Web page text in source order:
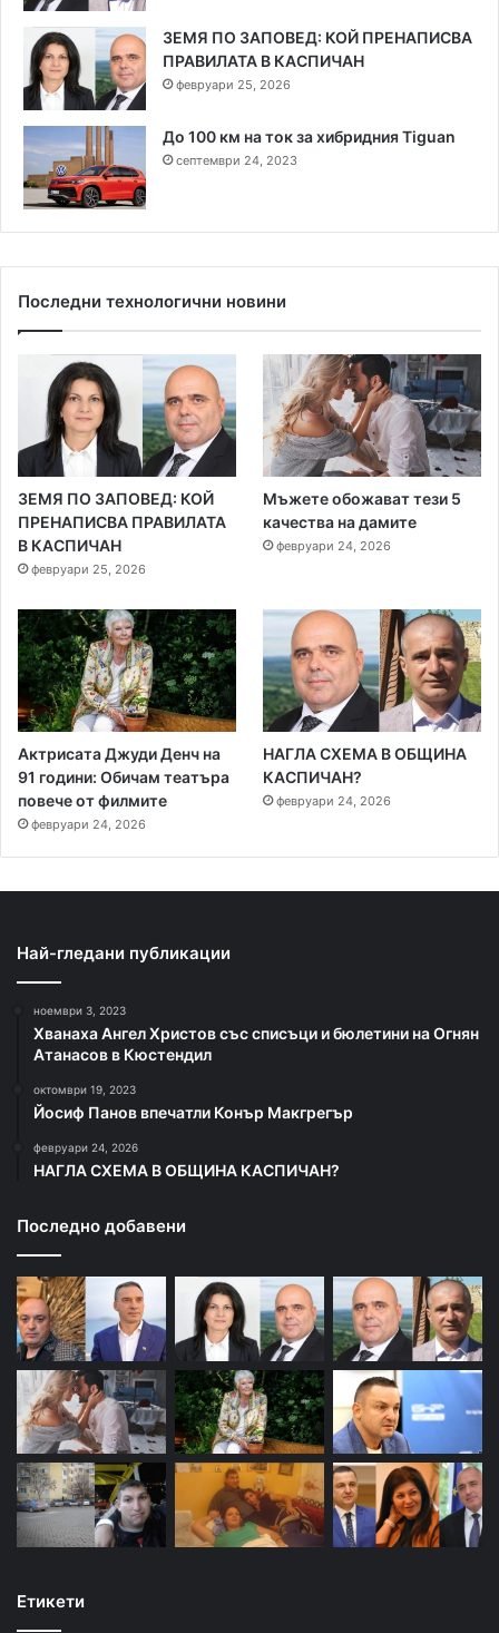
ЗЕМЯ ПО ЗАПОВЕД: КОЙ ПРЕНАПИСВА
ПРАВИЛАТА В КАСПИЧАН
февруари 25, 2026
До 100 км на ток за хибридния Tiguan
септември 24, 2023
Последни технологични новини
ЗЕМЯ ПО ЗАПОВЕД: КОЙ
ПРЕНАПИСВА ПРАВИЛАТА
В КАСПИЧАН
февруари 25, 2026
Мъжете обожават тези 5
качества на дамите
февруари 24, 2026
Актрисата Джуди Денч на
91 години: Обичам театъра
повече от филмите
февруари 24, 2026
НАГЛА СХЕМА В ОБЩИНА
КАСПИЧАН?
февруари 24, 2026
Най-гледани публикации
ноември 3, 2023
Хванаха Ангел Христов със списъци и бюлетини на Огнян
Атанасов в Кюстендил
октомври 19, 2023
Йосиф Панов впечатли Конър Макгрегър
февруари 24, 2026
НАГЛА СХЕМА В ОБЩИНА КАСПИЧАН?
Последно добавени
Етикети